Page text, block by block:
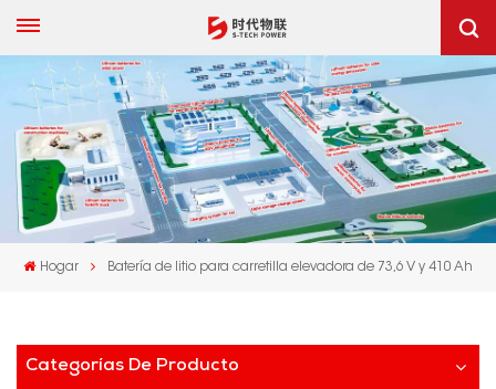
Hogar Batería de litio para carretilla elevadora de 73,6 V y 410 Ah
Categorías De Producto